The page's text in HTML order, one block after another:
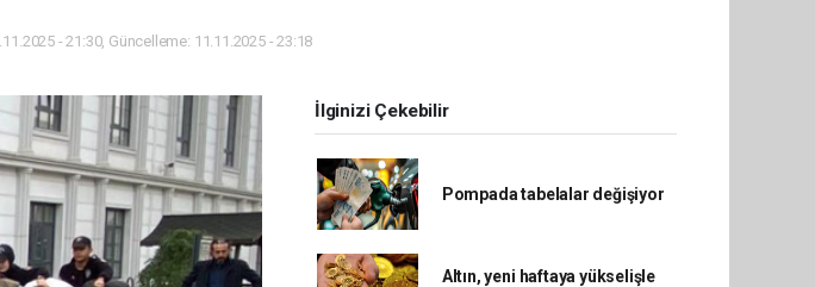
- 21:30, Güncelleme: 11.11.2025 - 23:18
İlginizi Çekebilir
Pompada tabelalar değişiyor
Altın, yeni haftaya yükselişle